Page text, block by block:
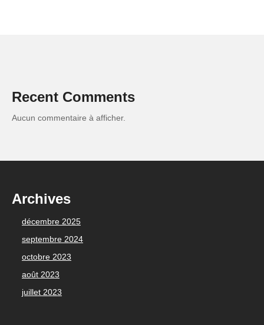
Recent Comments
Aucun commentaire à afficher.
Archives
décembre 2025
septembre 2024
octobre 2023
août 2023
juillet 2023